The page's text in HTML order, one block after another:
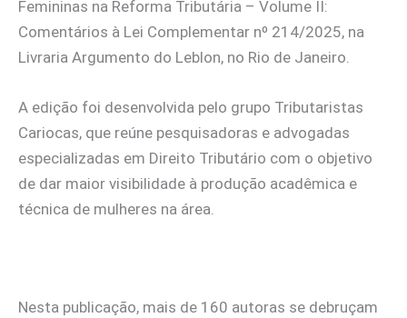
Femininas na Reforma Tributária – Volume II:
Comentários à Lei Complementar nº 214/2025, na
Livraria Argumento do Leblon, no Rio de Janeiro.
A edição foi desenvolvida pelo grupo Tributaristas
Cariocas, que reúne pesquisadoras e advogadas
especializadas em Direito Tributário com o objetivo
de dar maior visibilidade à produção acadêmica e
técnica de mulheres na área.
Nesta publicação, mais de 160 autoras se debruçam